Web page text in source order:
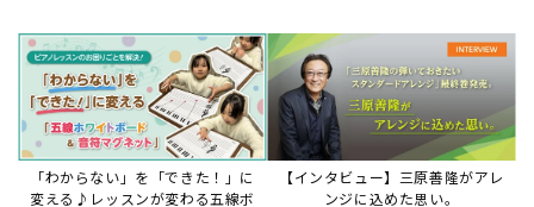
ータについて
2026年7月27日
本件は、ディスクラビアをヤマハミュージックデー
タショップと接続してご利用いただいているお客
様への重要なお知らせです。